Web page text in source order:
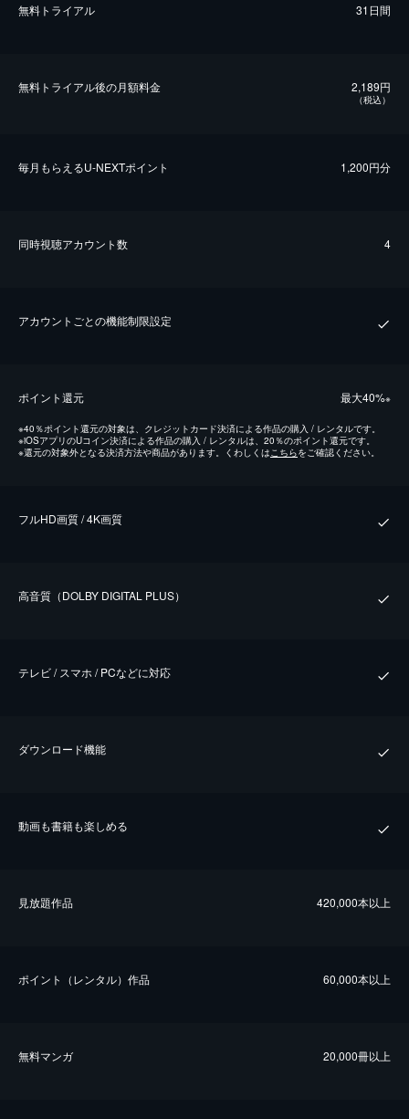
無料トライアル 31日間
無料トライアル後の⽉額料金 2,189円
（税込）
毎⽉もらえるU-NEXTポイント 1,200円分
同時視聴アカウント数 4
アカウントごとの機能制限設定
ポイント還元 最⼤40%※
※40％ポイント還元の対象は、クレジットカード決済による作品の購入 / レンタルです。
※iOSアプリのUコイン決済による作品の購入 / レンタルは、20％のポイント還元です。
※還元の対象外となる決済方法や商品があります。くわしくは こちらをご確認ください。
フルHD画質 / 4K画質
⾼⾳質（DOLBY DIGITAL PLUS）
テレビ / スマホ / PCなどに対応
ダウンロード機能
動画も書籍も楽しめる
⾒放題作品 420,000本以上
ポイント（レンタル）作品 60,000本以上
無料マンガ 20,000冊以上